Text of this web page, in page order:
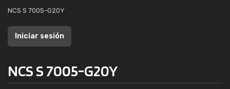
NCS S 7005-G20Y
Iniciar sesión
NCS S 7005-G20Y